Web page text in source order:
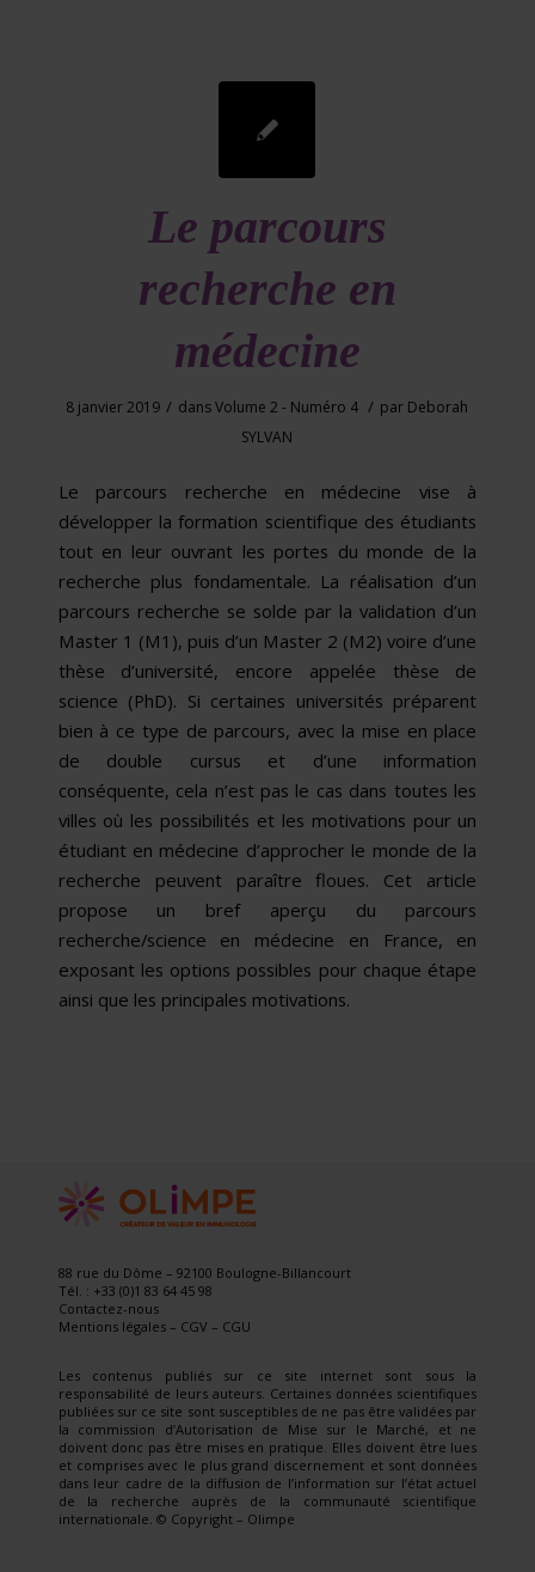
Le parcours
recherche en
médecine
8 janvier 2019 / dansVolume 2 - Numéro 4 / par Deborah
SYLVAN
Le parcours recherche en médecine vise à
développer la formation scientifique des étudiants
tout en leur ouvrant les portes du monde de la
recherche plus fondamentale. La réalisation d’un
parcours recherche se solde par la validation d’un
Master 1 (M1), puis d’un Master 2 (M2) voire d’une
thèse d’université, encore appelée thèse de
science (PhD). Si certaines universités préparent
bien à ce type de parcours, avec la mise en place
de double cursus et d’une information
conséquente, cela n’est pas le cas dans toutes les
villes où les possibilités et les motivations pour un
étudiant en médecine d’approcher le monde de la
recherche peuvent paraître floues. Cet article
propose un bref aperçu du parcours
recherche/science en médecine en France, en
exposant les options possibles pour chaque étape
ainsi que les principales motivations.
88 rue du Dôme – 92100 Boulogne-Billancourt
Tél. : +33 (0)1 83 64 45 98
Contactez-nous
Mentions légales– CGV– CGU
Les contenus publiés sur ce site internet sont sous la
responsabilité de leurs auteurs. Certaines données scientifiques
publiées sur ce site sont susceptibles de ne pas être validées par
la commission d’Autorisation de Mise sur le Marché, et ne
doivent donc pas être mises en pratique. Elles doivent être lues
et comprises avec le plus grand discernement et sont données
dans leur cadre de la diffusion de l’information sur l’état actuel
de la recherche auprès de la communauté scientifique
internationale. © Copyright – Olimpe